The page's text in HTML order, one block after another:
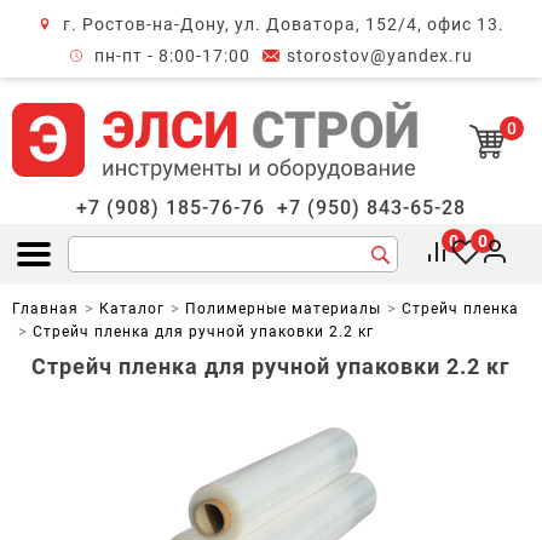
г. Ростов-на-Дону, ул. Доватора, 152/4, офис 13.
пн-пт - 8:00-17:00
storostov@yandex.ru
0
+7 (908) 185-76-76 +7 (950) 843-65-28
Открыть меню
0 0
Главная Каталог Полимерные материалы
Стрейч пленка
Стрейч пленка для ручной упаковки 2.2 кг
Стрейч пленка для ручной упаковки 2.2 кг